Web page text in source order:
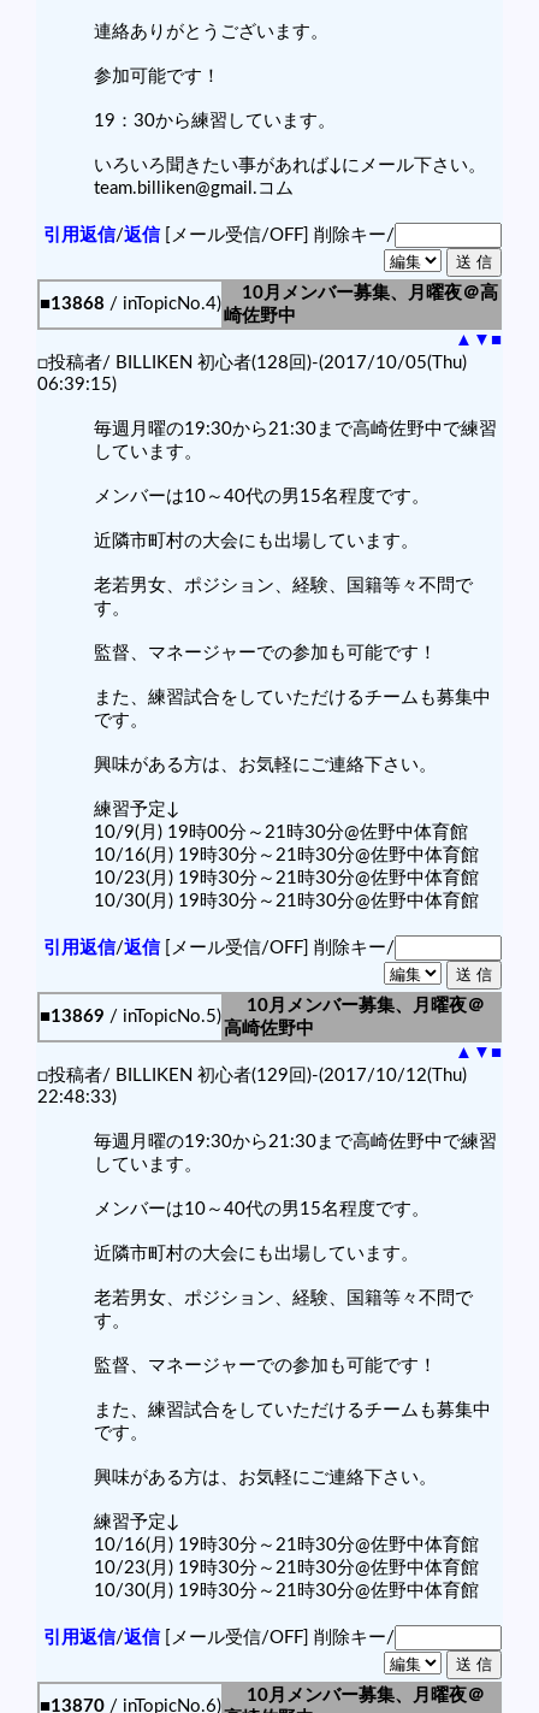
連絡ありがとうございます。
参加可能です！
19：30から練習しています。
いろいろ聞きたい事があれば↓にメール下さい。
team.billiken@gmail.コム
引用返信/返信[メール受信/OFF] 削除キー/
■13868 / inTopicNo.4)
10月メンバー募集、月曜夜＠高
崎佐野中
▲ ▼ ■
□投稿者/ BILLIKEN 初心者(128回)-(2017/10/05(Thu)
06:39:15)
毎週月曜の19:30から21:30まで高崎佐野中で練習
しています。
メンバーは10～40代の男15名程度です。
近隣市町村の大会にも出場しています。
老若男女、ポジション、経験、国籍等々不問で
す。
監督、マネージャーでの参加も可能です！
また、練習試合をしていただけるチームも募集中
です。
興味がある方は、お気軽にご連絡下さい。
練習予定↓
10/9(月) 19時00分～21時30分@佐野中体育館
10/16(月) 19時30分～21時30分@佐野中体育館
10/23(月) 19時30分～21時30分@佐野中体育館
10/30(月) 19時30分～21時30分@佐野中体育館
引用返信/返信[メール受信/OFF] 削除キー/
■13869 / inTopicNo.5)
10月メンバー募集、月曜夜＠
高崎佐野中
▲ ▼ ■
□投稿者/ BILLIKEN 初心者(129回)-(2017/10/12(Thu)
22:48:33)
毎週月曜の19:30から21:30まで高崎佐野中で練習
しています。
メンバーは10～40代の男15名程度です。
近隣市町村の大会にも出場しています。
老若男女、ポジション、経験、国籍等々不問で
す。
監督、マネージャーでの参加も可能です！
また、練習試合をしていただけるチームも募集中
です。
興味がある方は、お気軽にご連絡下さい。
練習予定↓
10/16(月) 19時30分～21時30分@佐野中体育館
10/23(月) 19時30分～21時30分@佐野中体育館
10/30(月) 19時30分～21時30分@佐野中体育館
引用返信/返信[メール受信/OFF] 削除キー/
■13870 / inTopicNo.6)
10月メンバー募集、月曜夜＠